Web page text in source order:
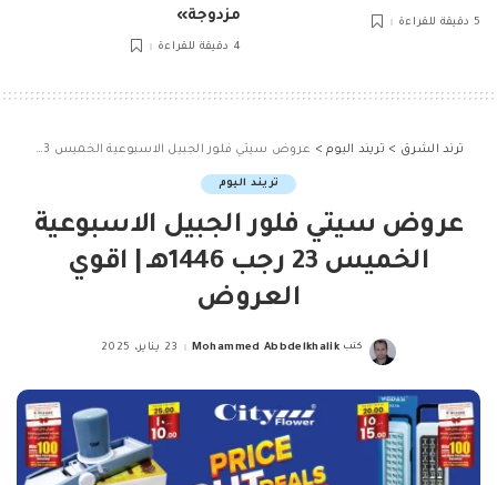
5 دقيقة للقراءة
مزدوجة»
4 دقيقة للقراءة
ترند الشرق > تريند اليوم> عروض سيتي فلور الجبيل الاسبوعية الخميس 23 رجب 1446هـ | اقوي العروض
تريند اليوم
عروض سيتي فلور الجبيل الاسبوعية
الخميس 23 رجب 1446هـ | اقوي
العروض
Posted
كتب Mohammed Abbdelkhalik 23 يناير، 2025